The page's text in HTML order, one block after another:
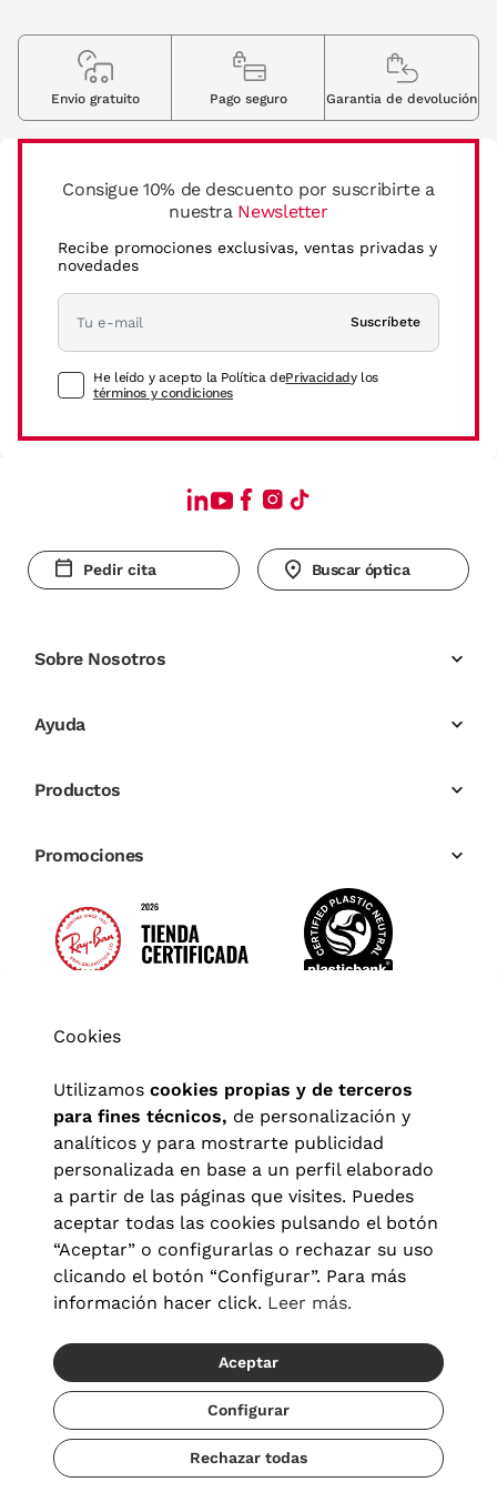
Recíbelo del 11/08 al 12/08
Consigue 10% de descuento por suscribirte a
nuestra Newsletter
Recibe promociones exclusivas, ventas privadas y
novedades
Suscríbete
He leído y acepto la Política dePrivacidady los
términos y condiciones
Envio gratuito Pago seguro Garantia de devolución
Pedir cita Buscar óptica
Sobre Nosotros
Ayuda
Productos
Promociones
Aviso legal| Política de privacidad Términos y condiciones
Política de cookies|Configuración de cookies
© 2026 Visionlab España
Cookies
Utilizamos cookies propias y de terceros
para fines técnicos, de personalización y
analíticos y para mostrarte publicidad
personalizada en base a un perfil elaborado
a partir de las páginas que visites. Puedes
aceptar todas las cookies pulsando el botón
“Aceptar” o configurarlas o rechazar su uso
clicando el botón “Configurar”. Para más
información hacer click. Leer más.
Aceptar
Configurar
Rechazar todas